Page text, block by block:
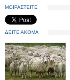
ΜΟΙΡΑΣΤΕΙΤΕ
ΔΕΙΤΕ ΑΚΟΜΑ